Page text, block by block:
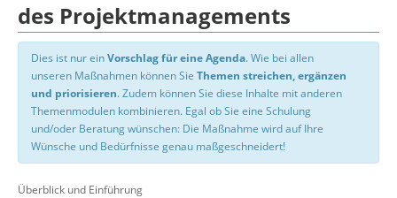
des Projektmanagements
Dies ist nur einVorschlag für eine Agenda. Wie bei allen
unseren Maßnahmen können Sie Themen streichen, ergänzen
und priorisieren. Zudem können Sie diese Inhalte mit anderen
Themenmodulen kombinieren. Egal ob Sie eine Schulung
und/oder Beratung wünschen: Die Maßnahme wird auf Ihre
Wünsche und Bedürfnisse genau maßgeschneidert!
Überblick und Einführung